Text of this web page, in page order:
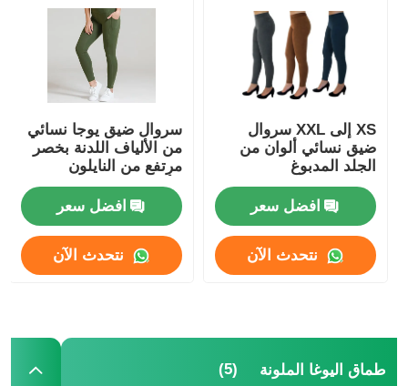
طماق دنة للمرأة
طماق اليوغا الملونة
الجوارب الرياضية
جوارب رجالي غير تقليدي
الجوارب النسائية الفاخرة
الجوارب الناعمة المريحة
XS إلى XXL سروال
ضيق نسائي ألوان من
الجلد المدبوغ
افضل سعر
نتحدث الآن
سروال ضيق يوجا نسائي
من الألياف اللدنة بخصر
مرتفع من النايلون
الأخضر السميك من
ألياف لدنةافضل سعر
نتحدث الآن
طماق اليوغا الملونة (5)